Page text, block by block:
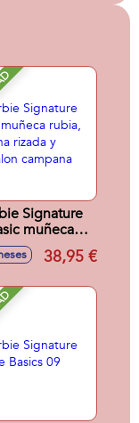
Signature
muñeca
melena
y pantalon
38,95 €